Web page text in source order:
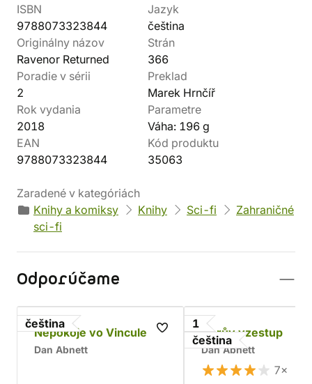
ISBN
9788073323844
Jazyk
čeština
Originálny názov
Ravenor Returned
Strán
366
Poradie v sérii
2
Preklad
Marek Hrnčíř
Rok vydania
2018
Parametre
Váha: 196 g
EAN
9788073323844
Kód produktu
35063
Zaradené v kategóriách
Knihy a komiksy
Knihy Sci-fi
Zahraničné
sci-fi
Odporúčame
čeština
Nepokoje vo Vincule
Dan Abnett
1
čeština
Horův vzestup
Dan Abnett
7×